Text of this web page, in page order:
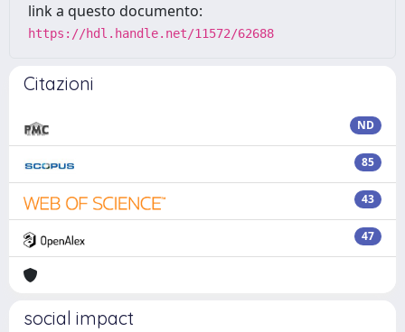
link a questo documento:
https://hdl.handle.net/11572/62688
Citazioni
ND
85
43
47
social impact